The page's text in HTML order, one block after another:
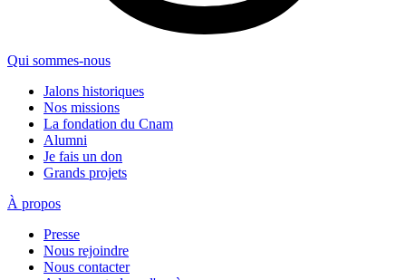
Qui sommes-nous
Jalons historiques
Nos missions
La fondation du Cnam
Alumni
Je fais un don
Grands projets
À propos
Presse
Nous rejoindre
Nous contacter